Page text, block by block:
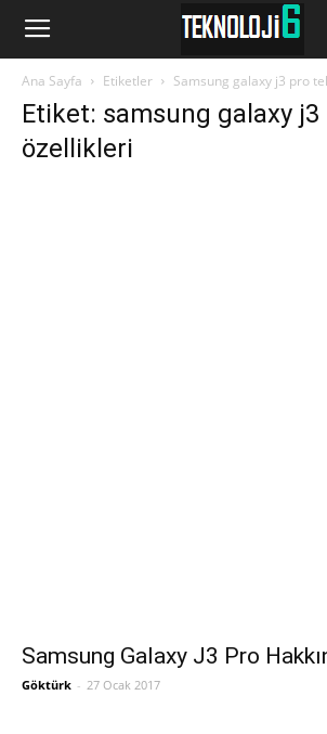
www.Teknoloji6.com
Ana Sayfa Etiketler Samsung galaxy j3 pro
Etiket: samsung galaxy
özellikleri
Samsung Galaxy J3 Pro
Göktürk - 27 Ocak 2017